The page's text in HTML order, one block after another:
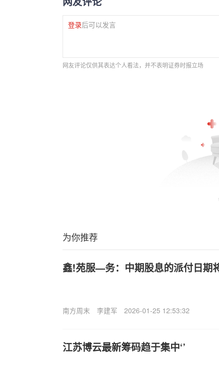
登录后可以发言
网友评论仅供其表达个人看法，并不表明证券时报立场
为你推荐
鑫!苑服—务：中期股息的派付日期
南方周末 李建军 2026-01-25 12:53:32
江苏博云最新筹码趋于集中‘’